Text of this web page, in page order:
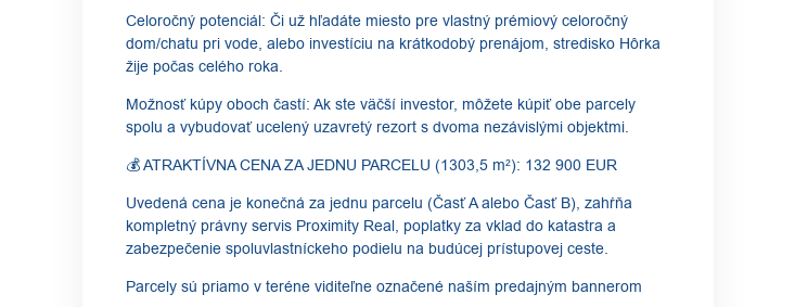
​Celoročný potenciál: Či už hľadáte miesto pre vlastný prémiový celoročný
dom/chatu pri vode, alebo investíciu na krátkodobý prenájom, stredisko Hôrka
žije počas celého roka.
​Možnosť kúpy oboch častí: Ak ste väčší investor, môžete kúpiť obe parcely
spolu a vybudovať ucelený uzavretý rezort s dvoma nezávislými objektmi.
​💰 ATRAKTÍVNA CENA ZA JEDNU PARCELU (1303,5 m²): 132 900 EUR
​Uvedená cena je konečná za jednu parcelu (Časť A alebo Časť B), zahŕňa
kompletný právny servis Proximity Real, poplatky za vklad do katastra a
zabezpečenie spoluvlastníckeho podielu na budúcej prístupovej ceste.
​Parcely sú priamo v teréne viditeľne označené naším predajným bannerom